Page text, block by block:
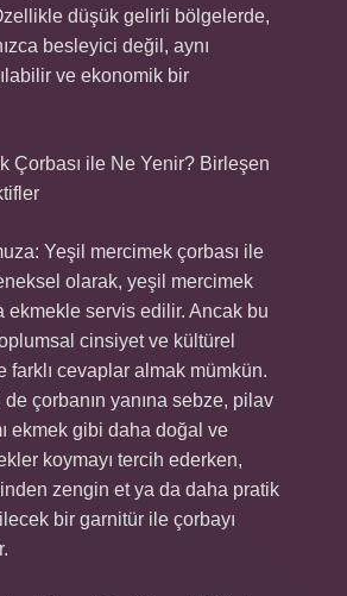
düşük gelirli bölgelerde,
besleyici değil, aynı
ve ekonomik bir
Çorbası ile Ne Yenir? Birleşen
Yeşil mercimek çorbası ile
olarak, yeşil mercimek
ekmekle servis edilir. Ancak bu
cinsiyet ve kültürel
farklı cevaplar almak mümkün.
de çorbanın yanına sebze, pilav
ekmek gibi daha doğal ve
koymayı tercih ederken,
zengin et ya da daha pratik
bir garnitür ile çorbayı